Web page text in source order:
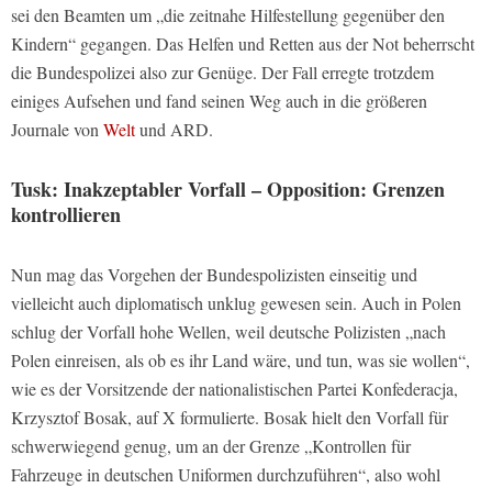
sei den Beamten um „die zeitnahe Hilfestellung gegenüber den
Kindern“ gegangen. Das Helfen und Retten aus der Not beherrscht
die Bundespolizei also zur Genüge. Der Fall erregte trotzdem
einiges Aufsehen und fand seinen Weg auch in die größeren
Journale vonWeltund ARD.
Tusk: Inakzeptabler Vorfall – Opposition: Grenzen
kontrollieren
Nun mag das Vorgehen der Bundespolizisten einseitig und
vielleicht auch diplomatisch unklug gewesen sein. Auch in Polen
schlug der Vorfall hohe Wellen, weil deutsche Polizisten „nach
Polen einreisen, als ob es ihr Land wäre, und tun, was sie wollen“,
wie es der Vorsitzende der nationalistischen Partei Konfederacja,
Krzysztof Bosak, auf X formulierte. Bosak hielt den Vorfall für
schwerwiegend genug, um an der Grenze „Kontrollen für
Fahrzeuge in deutschen Uniformen durchzuführen“, also wohl